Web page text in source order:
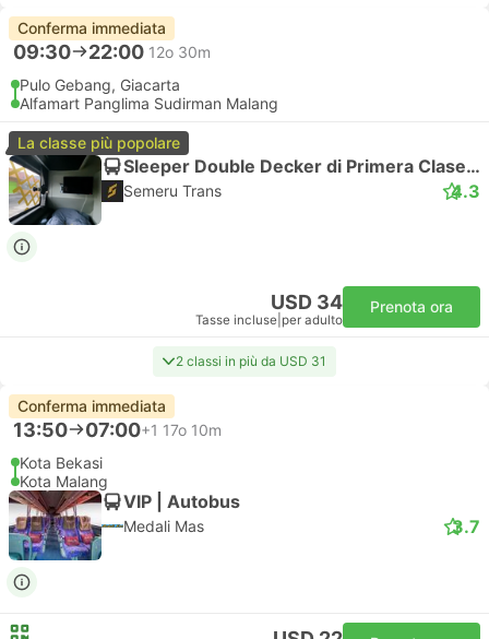
Conferma immediata
09:30 22:00 12o 30m
Pulo Gebang, Giacarta
Alfamart Panglima Sudirman Malang
La classe più popolare
Sleeper Double Decker di Primera Clase | Autobus
Semeru Trans 4.3
USD 34
Tasse incluse per adulto
Prenota ora
2 classi in più da USD 31
Conferma immediata
13:50 07:00+1 17o 10m
Kota Bekasi
Kota Malang
VIP | Autobus
Medali Mas 3.7